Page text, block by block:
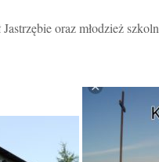
oraz młodzież